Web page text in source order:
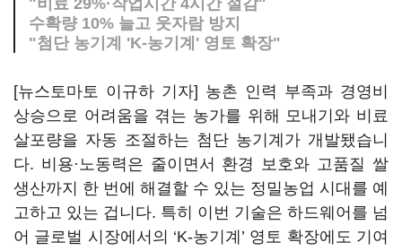
"비료 29%·작업시간 4시간 절감"
수확량 10% 늘고 웃자람 방지
"첨단 농기계 'K-농기계' 영토 확장"
[뉴스토마토 이규하 기자] 농촌 인력 부족과 경영비
상승으로 어려움을 겪는 농가를 위해 모내기와 비료
살포량을 자동 조절하는 첨단 농기계가 개발됐습니
다. 비용·노동력은 줄이면서 환경 보호와 고품질 쌀
생산까지 한 번에 해결할 수 있는 정밀농업 시대를 예
고하고 있는 겁니다. 특히 이번 기술은 하드웨어를 넘
어 글로벌 시장에서의 ‘K-농기계’ 영토 확장에도 기여